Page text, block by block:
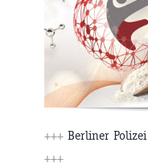
+++ Berliner
+++